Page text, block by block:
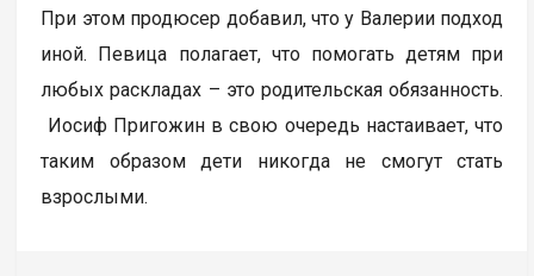
При этом продюсер добавил, что у Валерии подход
иной. Певица полагает, что помогать детям при
любых раскладах – это родительская обязанность.
Иосиф Пригожин в свою очередь настаивает, что
таким образом дети никогда не смогут стать
взрослыми.